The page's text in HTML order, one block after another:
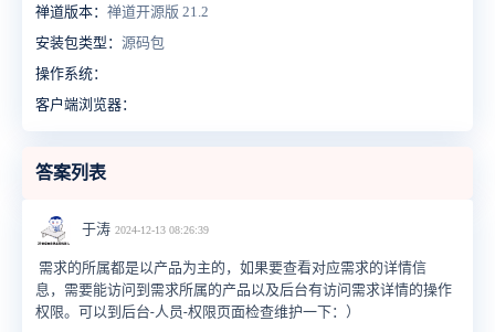
禅道版本： 禅道开源版 21.2
安装包类型： 源码包
操作系统：
客户端浏览器：
答案列表
于涛 2024-12-13 08:26:39
需求的所属都是以产品为主的，如果要查看对应需求的详情信
息，需要能访问到需求所属的产品以及后台有访问需求详情的操作
权限。可以到后台-人员-权限页面检查维护一下：）